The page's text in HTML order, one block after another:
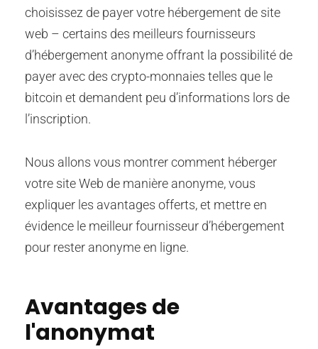
choisissez de payer votre hébergement de site
web – certains des meilleurs fournisseurs
d’hébergement anonyme offrant la possibilité de
payer avec des crypto-monnaies telles que le
bitcoin et demandent peu d’informations lors de
l’inscription.
Nous allons vous montrer comment héberger
votre site Web de manière anonyme, vous
expliquer les avantages offerts, et mettre en
évidence le meilleur fournisseur d’hébergement
pour rester anonyme en ligne.
Avantages de
l'anonymat